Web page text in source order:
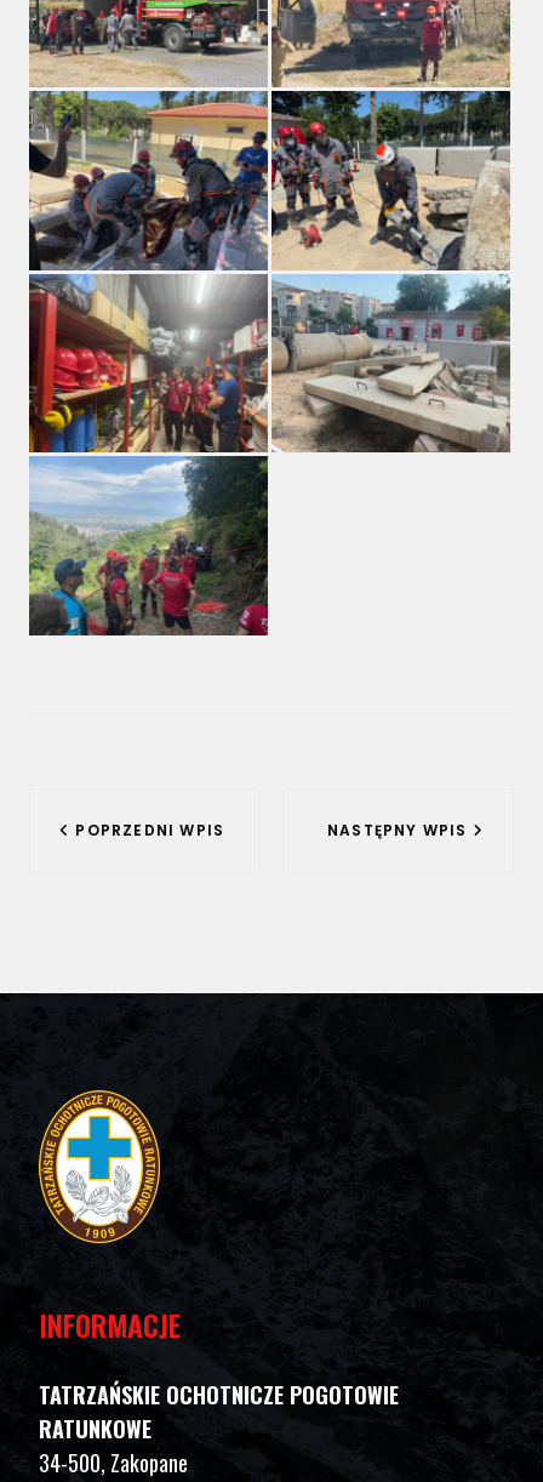
Nawigacja
POPRZEDNI WPIS NASTĘPNY WPIS
INFORMACJE
TATRZAŃSKIE OCHOTNICZE POGOTOWIE
RATUNKOWE
34-500, Zakopane